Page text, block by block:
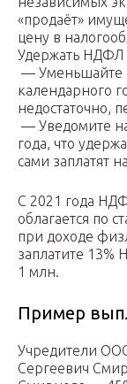
«продаёт»
цену в
Удержать НДФЛ
— Уменьшайте
календарного
недостаточно,
— Уведомите
года, что
сами заплатят
С 2021 года
облагается по
при доходе
заплатите 13%
1 млн.
Пример
Учредители
Сергеевич